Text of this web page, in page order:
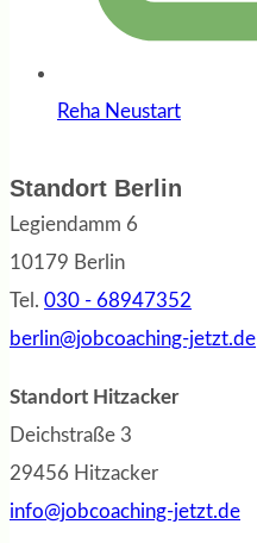
Reha Neustart
Standort Berlin
Legiendamm 6
10179 Berlin
Tel. 030 - 68947352
berlin@jobcoaching-jetzt.de
Standort Hitzacker
Deichstraße 3
29456 Hitzacker
info@jobcoaching-jetzt.de